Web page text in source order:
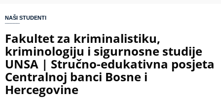
NAŠI STUDENTI
Fakultet za kriminalistiku,
kriminologiju i sigurnosne studije
UNSA | Stručno-edukativna posjeta
Centralnoj banci Bosne i
Hercegovine